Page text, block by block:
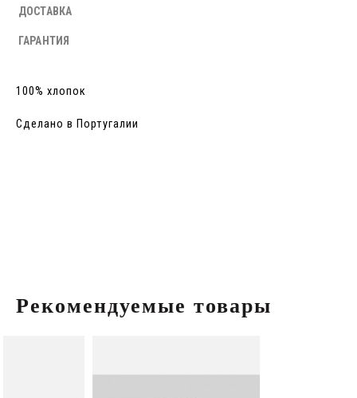
ДОСТАВКА
ГАРАНТИЯ
100% хлопок
Сделано в Португалии
Рекомендуемые товары